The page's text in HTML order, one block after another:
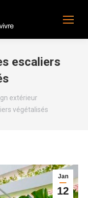
escaliers
extérieur
végétalisés
Jan
12